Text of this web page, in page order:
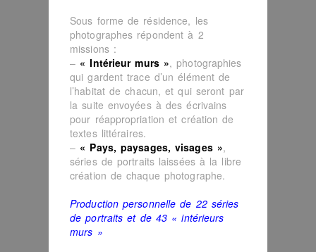
Sous forme de résidence, les
photographes répondent à 2
missions :
– « Intérieur murs », photographies
qui gardent trace d’un élément de
l’habitat de chacun, et qui seront par
la suite envoyées à des écrivains
pour réappropriation et création de
textes littéraires.
– « Pays, paysages, visages »,
séries de portraits laissées à la libre
création de chaque photographe.
Production personnelle de 22 séries
de portraits et de 43 « intérieurs
murs »